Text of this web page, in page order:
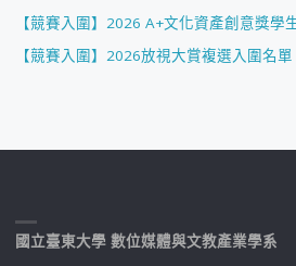
【競賽入圍】2026 A+文化資產創意獎學
【競賽入圍】2026放視大賞複選入圍名單
國立臺東大學 數位媒體與文教產業學系